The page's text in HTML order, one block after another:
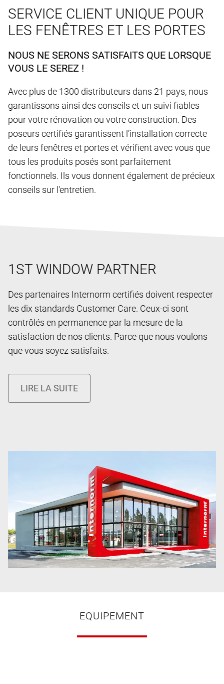
SERVICE CLIENT UNIQUE POUR
LES FENÊTRES ET LES PORTES
NOUS NE SERONS SATISFAITS QUE LORSQUE
VOUS LE SEREZ !
Avec plus de 1300 distributeurs dans 21 pays, nous
garantissons ainsi des conseils et un suivi fiables
pour votre rénovation ou votre construction. Des
poseurs certifiés garantissent l’installation correcte
de leurs fenêtres et portes et vérifient avec vous que
tous les produits posés sont parfaitement
fonctionnels. Ils vous donnent également de précieux
conseils sur l'entretien.
1ST WINDOW PARTNER
Des partenaires Internorm certifiés doivent respecter
les dix standards Customer Care. Ceux-ci sont
contrôlés en permanence par la mesure de la
satisfaction de nos clients. Parce que nous voulons
que vous soyez satisfaits.
EQUIPEMENT